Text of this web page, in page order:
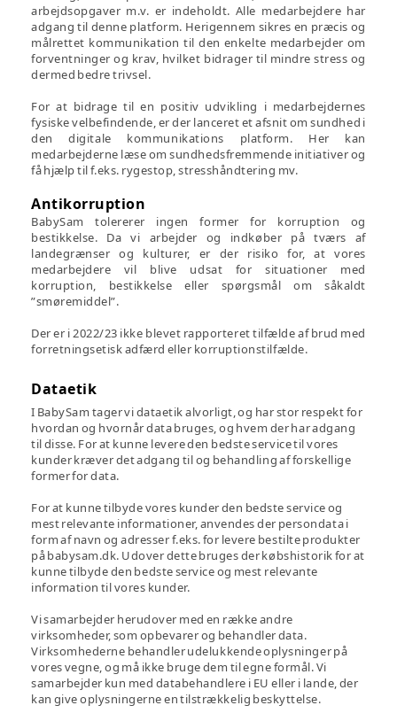
arbejdsopgaver m.v. er indeholdt. Alle medarbejdere har
adgang til denne platform. Herigennem sikres en præcis og
målrettet kommunikation til den enkelte medarbejder om
forventninger og krav, hvilket bidrager til mindre stress og
dermed bedre trivsel.
For at bidrage til en positiv udvikling i medarbejdernes
fysiske velbefindende, er der lanceret et afsnit om sundhed i
den digitale kommunikations platform. Her kan
medarbejderne læse om sundhedsfremmende initiativer og
få hjælp til f.eks. rygestop, stresshåndtering mv.
Antikorruption
BabySam tolererer ingen former for korruption og
bestikkelse. Da vi arbejder og indkøber på tværs af
landegrænser og kulturer, er der risiko for, at vores
medarbejdere vil blive udsat for situationer med
korruption, bestikkelse eller spørgsmål om såkaldt
”smøremiddel”.
Der er i 2022/23 ikke blevet rapporteret tilfælde af brud med
forretningsetisk adfærd eller korruptionstilfælde.
Dataetik
I BabySam tager vi dataetik alvorligt, og har stor respekt for
hvordan og hvornår data bruges, og hvem der har adgang
til disse. For at kunne levere den bedste service til vores
kunder kræver det adgang til og behandling af forskellige
former for data.
For at kunne tilbyde vores kunder den bedste service og
mest relevante informationer, anvendes der persondata i
form af navn og adresser f.eks. for levere bestilte produkter
på babysam.dk. Udover dette bruges der købshistorik for at
kunne tilbyde den bedste service og mest relevante
information til vores kunder.
Vi samarbejder herudover med en række andre
virksomheder, som opbevarer og behandler data.
Virksomhederne behandler udelukkende oplysninger på
vores vegne, og må ikke bruge dem til egne formål. Vi
samarbejder kun med databehandlere i EU eller i lande, der
kan give oplysningerne en tilstrækkelig beskyttelse.